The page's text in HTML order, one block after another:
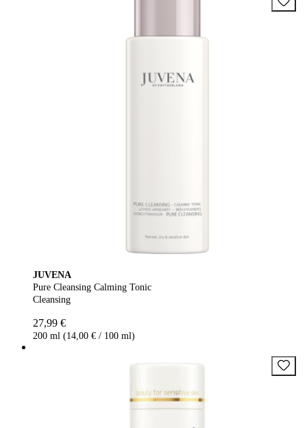
JUVENA
Pure Cleansing Calming Tonic
Cleansing
27,99 €
200 ml (14,00 € / 100 ml)